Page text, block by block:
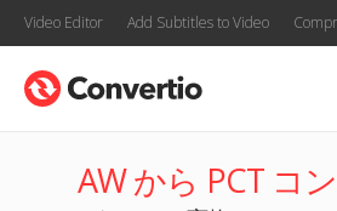
Video Editor Add Subtitles to Video
AW から PCT コ